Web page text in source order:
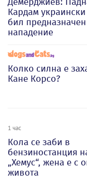
Кардам
бил предназначен
нападение
Колко силна е
Кане Корсо?
1 час
Кола се заби в
бензиностанция
„Хемус“, жена е с
живота